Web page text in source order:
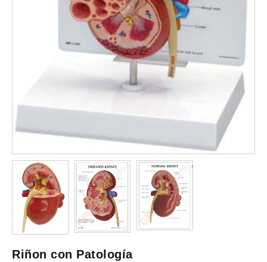
Riñon con Patología